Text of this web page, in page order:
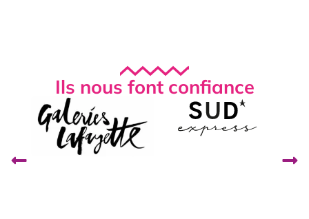
Ils nous font confiance